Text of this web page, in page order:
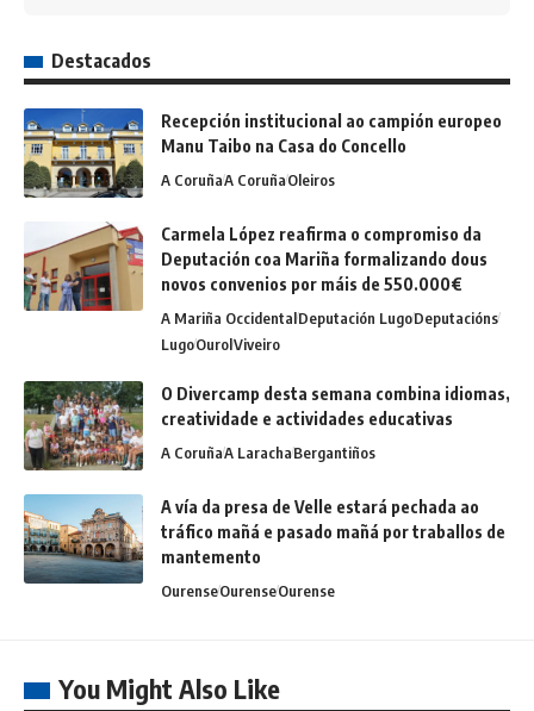
Destacados
Recepción institucional ao campión europeo
Manu Taibo na Casa do Concello
A CoruñaA CoruñaOleiros
Carmela López reafirma o compromiso da
Deputación coa Mariña formalizando dous
novos convenios por máis de 550.000€
A Mariña OccidentalDeputación LugoDeputacións
LugoOurolViveiro
O Divercamp desta semana combina idiomas,
creatividade e actividades educativas
A CoruñaA LarachaBergantiños
A vía da presa de Velle estará pechada ao
tráfico mañá e pasado mañá por traballos de
mantemento
OurenseOurenseOurense
You Might Also Like